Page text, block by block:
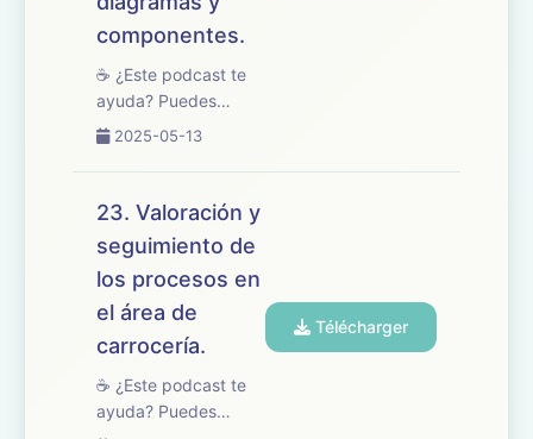
componentes.
☕ ¿Este podcast te
ayuda? Puedes
apoyarlo en
🎧 En este episodio
tratamos el tema 24
oposiciones de
Mantenimiento de
Vehículos, dedicado
a los motores Ott...
2025-05-13
23. Valoración y
seguimiento de
los procesos en
el área de
carrocería.
☕ ¿Este podcast te
ayuda? Puedes
Télécharger